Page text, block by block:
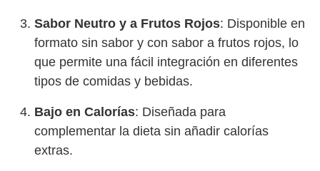
Sabor Neutro y a Frutos Rojos: Disponible en
formato sin sabor y con sabor a frutos rojos, lo
que permite una fácil integración en diferentes
tipos de comidas y bebidas.
Bajo en Calorías: Diseñada para
complementar la dieta sin añadir calorías
extras.